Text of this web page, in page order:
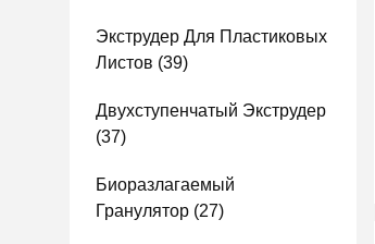
Экструдер Для Пластиковых
Листов (39)
Двухступенчатый Экструдер
(37)
Биоразлагаемый
Гранулятор (27)